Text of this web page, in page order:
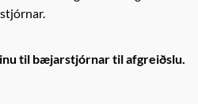
til bæjarstjórnar til afgreiðslu.